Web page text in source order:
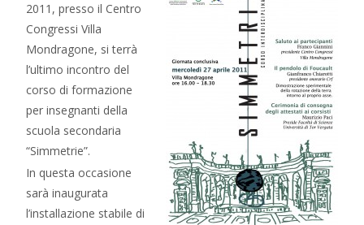
2011, presso il Centro
Congressi Villa
Mondragone, si terrà
l’ultimo incontro del
corso di formazione
per insegnanti della
scuola secondaria
“Simmetrie”.
In questa occasione
sarà inaugurata
l’installazione stabile di